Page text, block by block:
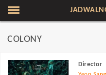
COLONY
Director